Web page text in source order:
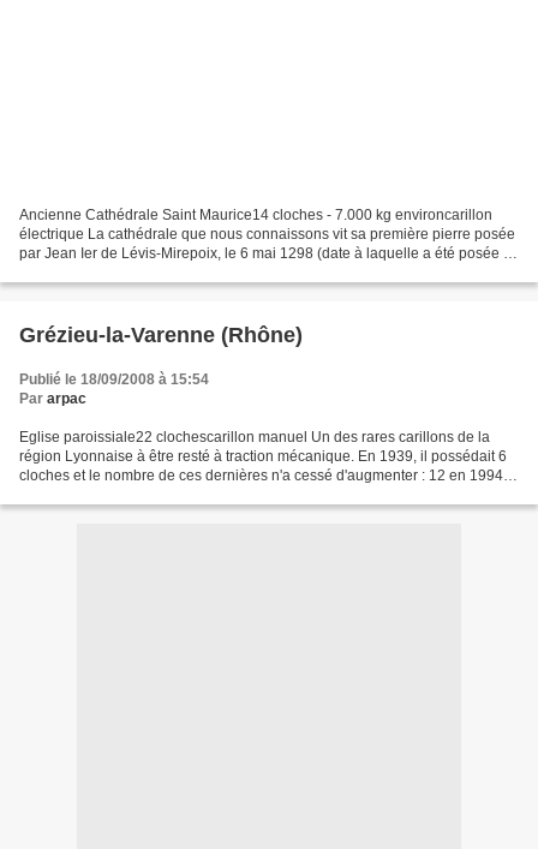
Ancienne Cathédrale Saint Maurice14 cloches - 7.000 kg environcarillon
électrique La cathédrale que nous connaissons vit sa première pierre posée
par Jean Ier de Lévis-Mirepoix, le 6 mai 1298 (date à laquelle a été posée la
Grézieu-la-Varenne (Rhône)
Publié le 18/09/2008 à 15:54
Par arpac
Eglise paroissiale22 clochescarillon manuel Un des rares carillons de la
région Lyonnaise à être resté à traction mécanique. En 1939, il possédait 6
cloches et le nombre de ces dernières n'a cessé d'augmenter : 12 en 1994 et